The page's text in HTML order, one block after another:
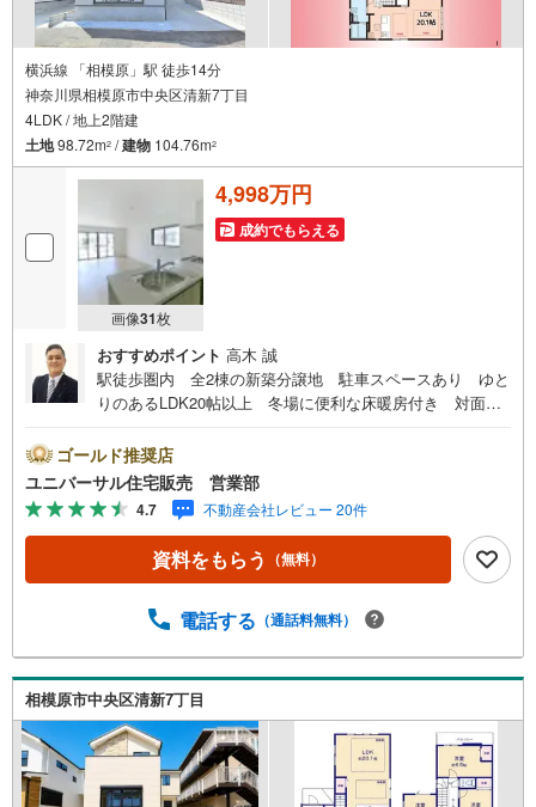
横浜線 「相模原」駅 徒歩14分
神奈川県相模原市中央区清新7丁目
4LDK / 地上2階建
土地98.72m2 /建物 104.76m2
画像31枚
4,998万円
成約でもらえる
おすすめポイント 高木 誠
駅徒歩圏内 全2棟の新築分譲地 駐車スペースあり ゆと
りのあるLDK20帖以上 冬場に便利な床暖房付き 対面キ
C 近隣生活便利施設多数 住環境良好【古淵駅徒歩2分！
店舗前駐車場完備！】弊社は1993年に相模原にて開業し、
地元の相模原・町田を中心に数多くのお客様の住まい探し
を支えてまいりました。「安心に・丁寧に・分かりやす
く」を心がけながら皆様のお役に立ちたいと思います。
【何でもご相談ください！】不動産のご相談もお気軽にご
ン診断等何でもご相談くださいお客様のお力になります
くなっております人気物件には特に問い合わせが集中する
ため、お早めにご連絡ください。「室内・現地を見学す
る」ボタンよりご予約いただくとご見学がスムーズです
ゴールド推奨店
ユニバーサル住宅販売 営業部
4.7 不動産会社レビュー 20件
資料をもらう （無料）
電話する （通話料無料）
相模原市中央区清新7丁目